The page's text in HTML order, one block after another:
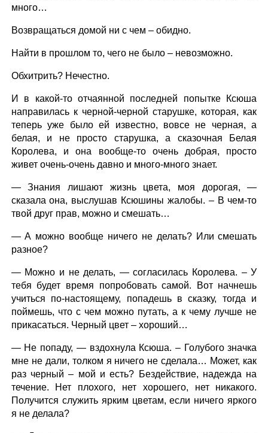
много…
Возвращаться домой ни с чем – обидно.
Найти в прошлом то, чего не было – невозможно.
Обхитрить? Нечестно.
И в какой-то отчаянной последней попытке Ксюша
направилась к черной-черной старушке, которая, как
теперь уже было ей известно, вовсе не черная, а
белая, и не просто старушка, а сказочная Белая
Королева, и она вообще-то очень добрая, просто
живет очень-очень давно и много-много знает.
— Знания лишают жизнь цвета, моя дорогая, —
сказала она, выслушав Ксюшины жалобы. – В чем-то
твой друг прав, можно и смешать…
— А можно вообще ничего не делать? Или смешать
разное?
— Можно и не делать, — согласилась Королева. – У
тебя будет время попробовать самой. Вот начнешь
учиться по-настоящему, попадешь в сказку, тогда и
поймешь, что с чем можно путать, а к чему лучше не
прикасаться. Черный цвет – хороший…
— Не попаду, — вздохнула Ксюша. – Голубого значка
мне не дали, толком я ничего не сделала… Может, как
раз черный – мой и есть? Бездействие, надежда на
течение. Нет плохого, нет хорошего, нет никакого.
Получится служить ярким цветам, если ничего яркого
я не делала?